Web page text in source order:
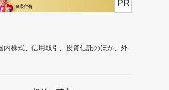
PR
株式、信用取引、投資信託のほか、外